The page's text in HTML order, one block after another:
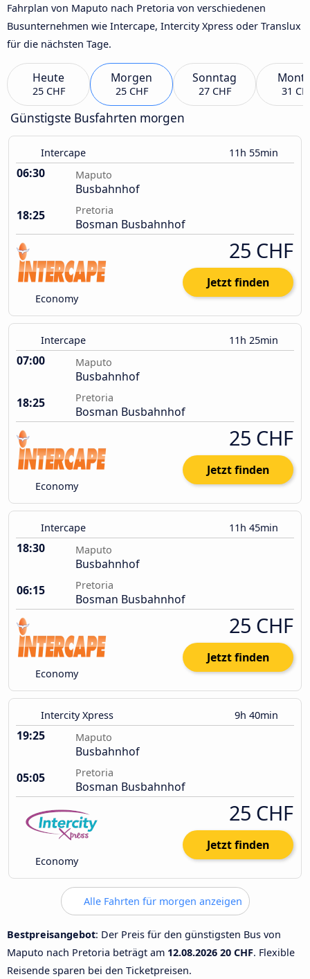
Fahrplan von Maputo nach Pretoria von verschiedenen
Busunternehmen wie Intercape, Intercity Xpress oder Translux
für die nächsten Tage.
Heute
25 CHF
Morgen
25 CHF
Sonntag
27 CHF 31
Günstigste Busfahrten morgen
Intercape 11h 55min
06:30 Maputo
Busbahnhof
18:25
Pretoria
Bosman Busbahnhof
Economy
25 CHF
Jetzt finden
Intercape 11h 25min
07:00 Maputo
Busbahnhof
18:25
Pretoria
Bosman Busbahnhof
Economy
25 CHF
Jetzt finden
Intercape 11h 45min
18:30 Maputo
Busbahnhof
06:15
Pretoria
Bosman Busbahnhof
Economy
25 CHF
Jetzt finden
Intercity Xpress 9h 40min
19:25 Maputo
Busbahnhof
05:05
Pretoria
Bosman Busbahnhof
Economy
25 CHF
Jetzt finden
Alle Fahrten für morgen anzeigen
Bestpreisangebot: Der Preis für den günstigsten Bus von
Maputo nach Pretoria beträgt am 12.08.2026 20 CHF. Flexible
Reisende sparen bei den Ticketpreisen.